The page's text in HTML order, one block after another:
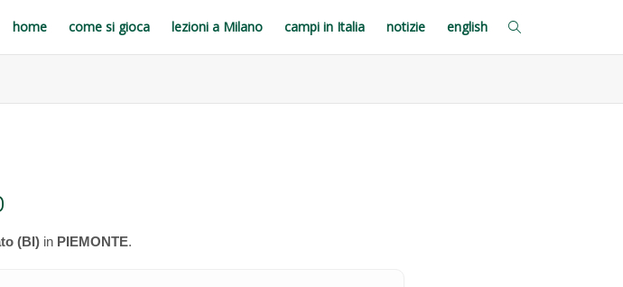
home come si gioca lezioni a Milano campi in Italia notizie english
(BI) in PIEMONTE.